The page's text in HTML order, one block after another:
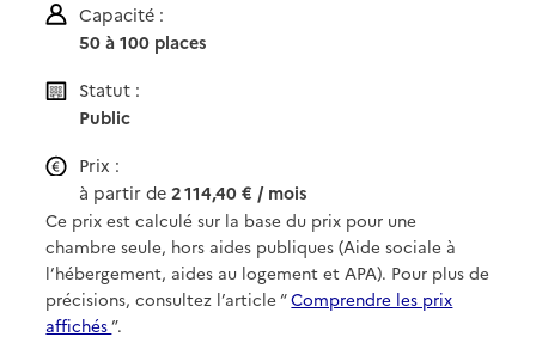
Capacité :
50 à 100 places
Statut :
Public
Prix :
à partir de2 114,40 € / mois
Ce prix est calculé sur la base du prix pour une
chambre seule, hors aides publiques (Aide sociale à
l’hébergement, aides au logement et APA). Pour plus de
précisions, consultez l’article “Comprendre les prix
affichés”.